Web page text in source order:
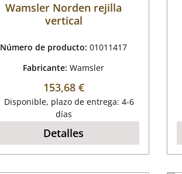
Wamsler Norden rejilla
vertical
Número de producto: 01011417
Fabricante: Wamsler
Precio normal:
153,68 €
Disponible, plazo de entrega: 4-6
días
Detalles